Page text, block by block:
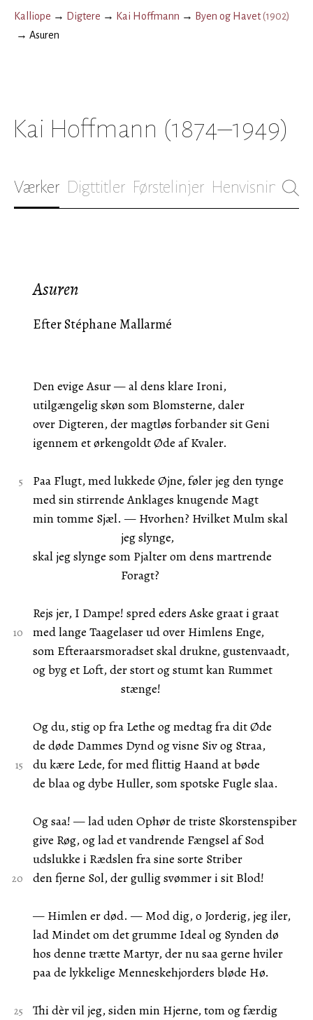
Kalliope → Digtere → Kai Hoffmann → Byen og Havet(1902)
→ Asuren
Kai Hoffmann (1874–1949)
Værker Digttitler Førstelinjer Henvisninger
Asuren
Efter Stéphane Mallarmé
Den evige Asur — al dens klare Ironi,
utilgængelig skøn som Blomsterne, daler
over Digteren, der magtløs forbander sit Geni
igennem et ørkengoldt Øde af Kvaler.
Paa Flugt, med lukkede Øjne, føler jeg den tynge
med sin stirrende Anklages knugende Magt
min tomme Sjæl. — Hvorhen? Hvilket Mulm skal
jeg slynge,
skal jeg slynge som Pjalter om dens martrende
Foragt?
Rejs jer, I Dampe! spred eders Aske graat i graat
med lange Taagelaser ud over Himlens Enge,
som Efteraarsmoradset skal drukne, gustenvaadt,
og byg et Loft, der stort og stumt kan Rummet
stænge!
Og du, stig op fra Lethe og medtag fra dit Øde
de døde Dammes Dynd og visne Siv og Straa,
du kære Lede, for med flittig Haand at bøde
de blaa og dybe Huller, som spotske Fugle slaa.
Og saa! — lad uden Ophør de triste Skorstenspiber
give Røg, og lad et vandrende Fængsel af Sod
udslukke i Rædslen fra sine sorte Striber
den fjerne Sol, der gullig svømmer i sit Blod!
— Himlen er død. — Mod dig, o Jorderig, jeg iler,
lad Mindet om det grumme Ideal og Synden dø
hos denne trætte Martyr, der nu saa gerne hviler
paa de lykkelige Menneskehjorders bløde Hø.
Thi dèr vil jeg, siden min Hjerne, tom og færdig